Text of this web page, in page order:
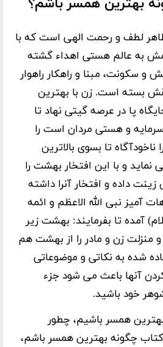
بهترین همسر باشم؟
لطف و رحمت الهى است که با
به عالم هستى اهداء گشته
و سکونت، مبنا و راهکار راهوار
بسته است. زن با بهترین
پا در عرصه گیتى نهاد تا
و هستى مردان است را
تا بسوى بالاترین
نماید و با این افتخار بهشت را
داده و افتخار آنرا داشته
آمیز نبى الله الاعظم و ائمه
آمده تا بفرمایند: بهشت زیر
منزلت زن و مادر را از بهشت هم
شده به نکاتی و موضوعاتی
آنها باعث می شود جزء
خود باشید.
همسر باشیم، چطور
چگونه بهترین همسر باشم،